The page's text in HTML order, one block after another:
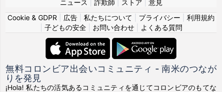
ニュース 詐欺師 ストア
意見
Cookie & GDPR
広告 私たちについて プライバシー
利用規約
子どもの安全| お問い合わせ| よくある質問
無料コロンビア出会いコミュニティ - 南米のつなが
りを発見
¡Hola! 私たちの活気あるコミュニティを通じてコロンビアのもてな